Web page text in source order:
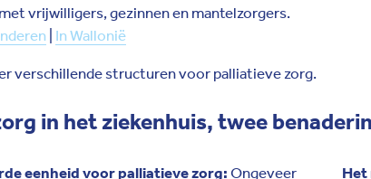
vrijwilligers, gezinnen en mantelzorgers.
In Wallonië
verschillende structuren voor palliatieve zorg.
in het ziekenhuis, twee
eenheid voor palliatieve zorg: Ongeveer
Het